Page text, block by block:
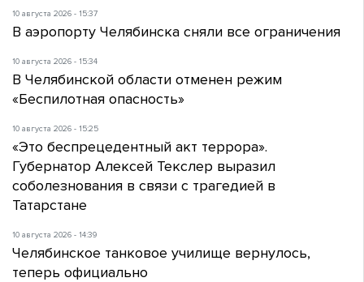
10 августа 2026 - 15:37
В аэропорту Челябинска сняли все ограничения
10 августа 2026 - 15:34
В Челябинской области отменен режим
«Беспилотная опасность»
10 августа 2026 - 15:25
«Это беспрецедентный акт террора».
Губернатор Алексей Текслер выразил
соболезнования в связи с трагедией в
Татарстане
10 августа 2026 - 14:39
Челябинское танковое училище вернулось,
теперь официально